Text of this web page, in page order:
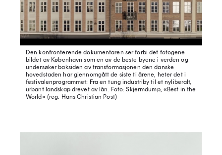
Den konfronterende dokumentaren ser forbi det fotogene
bildet av København som en av de beste byene i verden og
undersøker baksiden av transformasjonen den danske
hovedstaden har gjennomgått de siste ti årene, heter det i
festivalenprogrammet: Fra en tung industriby til et nyliberalt,
urbant landskap drevet av lån.
Foto: Skjermdump, «Best in the
World» (reg. Hans Christian Post)